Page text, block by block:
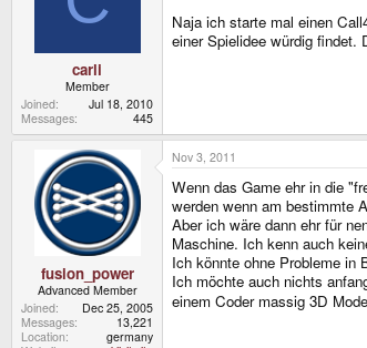
carli
Member
Joined
Jul 18, 2010
Messages
445
Naja ich starte mal einen
einer Spielidee würdig
fusion_power
Advanced Member
Joined
Dec 25, 2005
Messages
13,221
Location
germany
Nov 3, 2011
Wenn das Game ehr in die
werden wenn am bestimmte
Aber ich wäre dann ehr für
Maschine. Ich kenn auch
Ich könnte ohne Probleme in
Ich möchte auch nichts
einem Coder massig 3D